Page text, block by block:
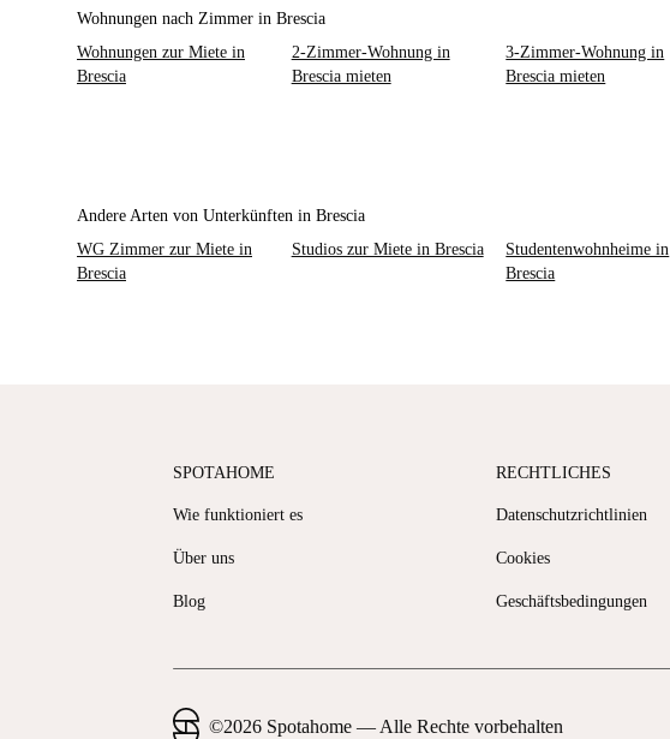
Wohnungen nach Zimmer in Brescia
Wohnungen zur Miete in
Brescia
2-Zimmer-Wohnung in
Brescia mieten
3-Zimmer-Wohnung in
Brescia mieten
Andere Arten von Unterkünften in Brescia
WG Zimmer zur Miete in
Brescia
Studios zur Miete in Brescia
Studentenwohnheime in
Brescia
SPOTAHOME
Wie funktioniert es
Über uns
Blog
RECHTLICHES
Datenschutzrichtlinien
Cookies
Geschäftsbedingungen
©2026 Spotahome — Alle Rechte vorbehalten